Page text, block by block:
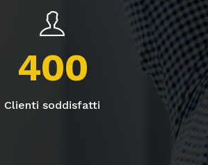
400
Clienti soddisfatti